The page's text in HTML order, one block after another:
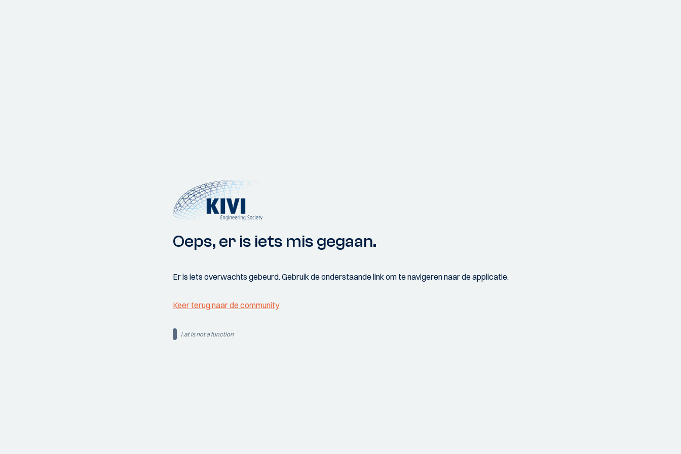
Oeps, er is iets mis gegaan.
Er is iets overwachts gebeurd. Gebruik de onderstaande link om te navigeren naar de applicatie.
Keer terug naar de community
i.at is not a function